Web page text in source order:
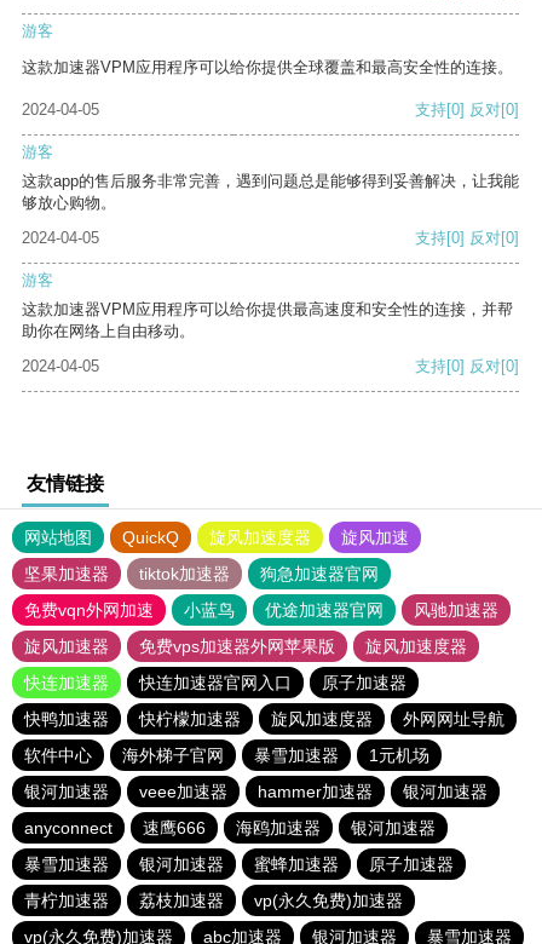
游客
这款加速器VPM应用程序可以给你提供全球覆盖和最高安全性的连接。
2024-04-05 支持[0] 反对[0]
游客
这款app的售后服务非常完善，遇到问题总是能够得到妥善解决，让我能
够放心购物。
2024-04-05
支持[0] 反对[0]
游客
这款加速器VPM应用程序可以给你提供最高速度和安全性的连接，并帮
助你在网络上自由移动。
2024-04-05
支持[0] 反对[0]
友情链接
网站地图 QuickQ 旋风加速度器
旋风加速
坚果加速器
tiktok加速器
狗急加速器官网
免费vqn外网加速
小蓝鸟 优途加速器官网
风驰加速器
旋风加速器
免费vps加速器外网苹果版
旋风加速度器
快连加速器
快连加速器官网入口
原子加速器
快鸭加速器
快柠檬加速器 旋风加速度器
外网网址导航
软件中心
海外梯子官网 暴雪加速器
1元机场
银河加速器
veee加速器 hammer加速器
银河加速器
anyconnect
速鹰666 海鸥加速器
银河加速器
暴雪加速器
银河加速器 蜜蜂加速器
原子加速器
青柠加速器
荔枝加速器
vp(永久免费)加速器
vp(永久免费)加速器
abc加速器 银河加速器 暴雪加速器